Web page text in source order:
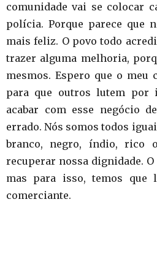
comunidade vai se colocar
polícia. Porque parece que
mais feliz. O povo todo
trazer alguma melhoria,
mesmos. Espero que o meu
para que outros lutem por
acabar com esse negócio
errado. Nós somos todos
branco, negro, índio, rico
recuperar nossa dignidade.
mas para isso, temos
comerciante.